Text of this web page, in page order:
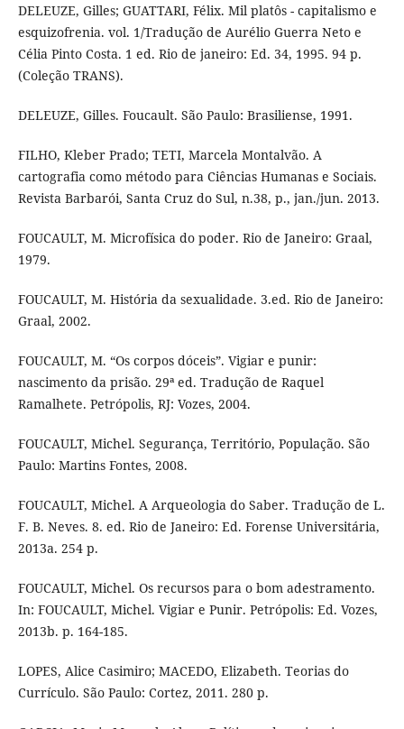
DELEUZE, Gilles; GUATTARI, Félix. Mil platôs - capitalismo e
esquizofrenia. vol. 1/Tradução de Aurélio Guerra Neto e
Célia Pinto Costa. 1 ed. Rio de janeiro: Ed. 34, 1995. 94 p.
(Coleção TRANS).
DELEUZE, Gilles. Foucault. São Paulo: Brasiliense, 1991.
FILHO, Kleber Prado; TETI, Marcela Montalvão. A
cartografia como método para Ciências Humanas e Sociais.
Revista Barbarói, Santa Cruz do Sul, n.38, p., jan./jun. 2013.
FOUCAULT, M. Microfísica do poder. Rio de Janeiro: Graal,
1979.
FOUCAULT, M. História da sexualidade. 3.ed. Rio de Janeiro:
Graal, 2002.
FOUCAULT, M. “Os corpos dóceis”. Vigiar e punir:
nascimento da prisão. 29ª ed. Tradução de Raquel
Ramalhete. Petrópolis, RJ: Vozes, 2004.
FOUCAULT, Michel. Segurança, Território, População. São
Paulo: Martins Fontes, 2008.
FOUCAULT, Michel. A Arqueologia do Saber. Tradução de L.
F. B. Neves. 8. ed. Rio de Janeiro: Ed. Forense Universitária,
2013a. 254 p.
FOUCAULT, Michel. Os recursos para o bom adestramento.
In: FOUCAULT, Michel. Vigiar e Punir. Petrópolis: Ed. Vozes,
2013b. p. 164-185.
LOPES, Alice Casimiro; MACEDO, Elizabeth. Teorias do
Currículo. São Paulo: Cortez, 2011. 280 p.